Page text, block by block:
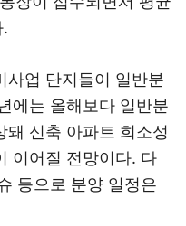
사업 단지들이 일반분
에는 올해보다 일반분
돼 신축 아파트 희소성
이어질 전망이다. 다
등으로 분양 일정은